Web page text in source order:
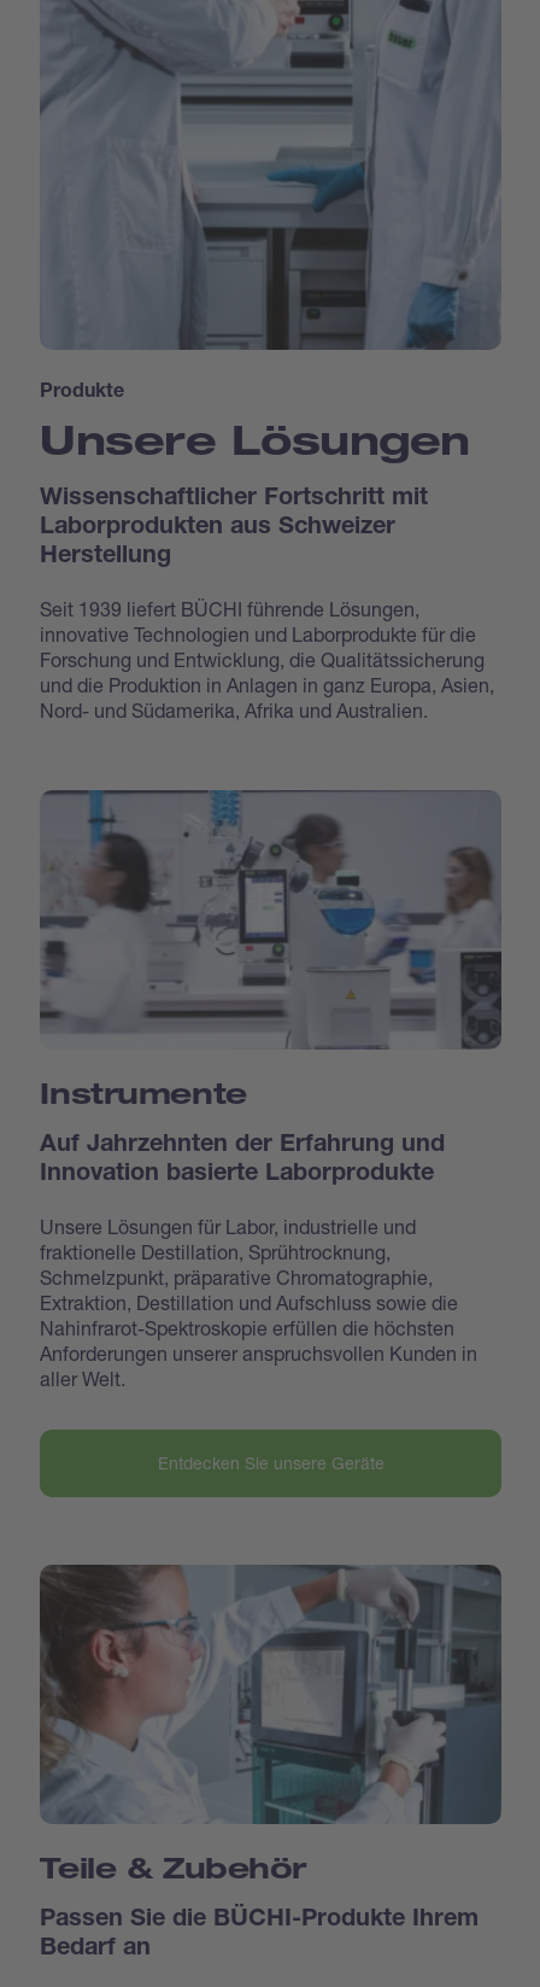
Produkte
Unsere Lösungen
Wissenschaftlicher Fortschritt mit
Laborprodukten aus Schweizer
Herstellung
Seit 1939 liefert BÜCHI führende Lösungen,
innovative Technologien und Laborprodukte für die
Forschung und Entwicklung, die Qualitätssicherung
und die Produktion in Anlagen in ganz Europa, Asien,
Nord- und Südamerika, Afrika und Australien.
Instrumente
Auf Jahrzehnten der Erfahrung und
Innovation basierte Laborprodukte
Unsere Lösungen für Labor, industrielle und
fraktionelle Destillation, Sprühtrocknung,
Schmelzpunkt, präparative Chromatographie,
Extraktion, Destillation und Aufschluss sowie die
Nahinfrarot-Spektroskopie erfüllen die höchsten
Anforderungen unserer anspruchsvollen Kunden in
aller Welt.
Entdecken Sie unsere Geräte
Teile & Zubehör
Passen Sie die BÜCHI-Produkte Ihrem
Bedarf an